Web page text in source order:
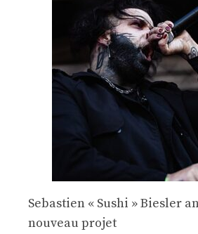
Sebastien « Sushi » Biesler
nouveau projet